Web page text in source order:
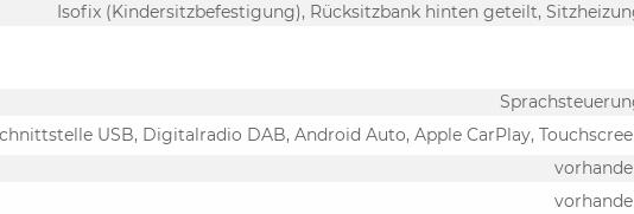
Isofix (Kindersitzbefestigung), Rücksitzbank hinten geteilt,
USB, Digitalradio DAB, Android Auto, Apple CarPlay,